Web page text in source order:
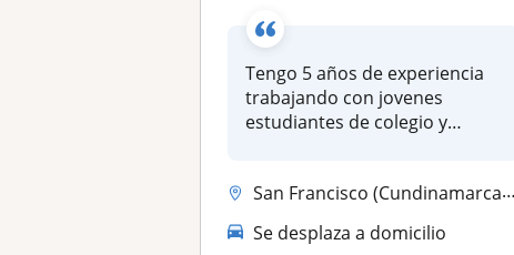
Tengo 5 años de experiencia
trabajando con jovenes
estudiantes de colegio y
San Francisco (Cundinamarca), Bucaramanga
Se desplaza a domicilio